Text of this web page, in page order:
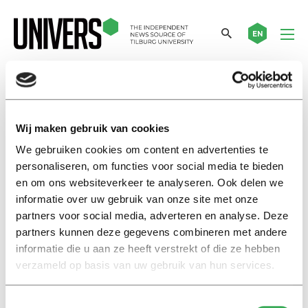
Wij maken gebruik van cookies
We gebruiken cookies om content en advertenties te
personaliseren, om functies voor social media te bieden
en om ons websiteverkeer te analyseren. Ook delen we
informatie over uw gebruik van onze site met onze
partners voor social media, adverteren en analyse. Deze
partners kunnen deze gegevens combineren met andere
informatie die u aan ze heeft verstrekt of die ze hebben
verzameld op basis van uw gebruik van hun services.
EN
Bastian Jaeger
International
Facial discrimination: “On
Airbnb, I deliberately don’t look
at the host’s photo”
01 oktober 2020
Achtergrond
Gezichtsdiscriminatie: ‘Op
Airbnb kijk ik bewust niet naar